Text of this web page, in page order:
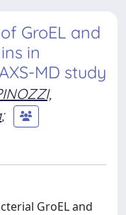
GroEL and
in
MD study
;
GroEL and